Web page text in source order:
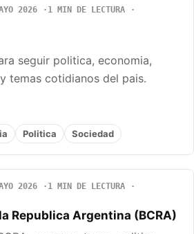
2026
1 MIN DE LECTURA
seguir politica, economia,
temas cotidianos del pais.
Politica Sociedad
2026
1 MIN DE LECTURA
Republica Argentina (BCRA)